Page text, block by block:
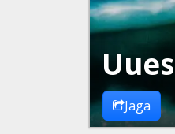
Jaga